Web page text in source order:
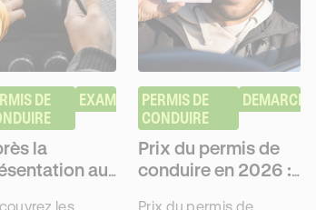
DE
EXAMEN
la
au
les
PERMIS DE
CONDUIRE
DEMARCHES
Prix du permis de
conduire en 2026 :
Prix du permis de